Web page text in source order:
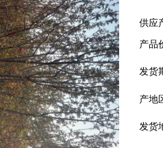
供应
产品
发货
产地
发货